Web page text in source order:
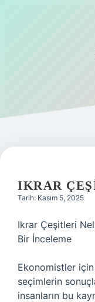
Gizlilik Politikası
Yasal Uyarı
IKRAR
Tarih: Kasım 5, 2025
Ikrar Çeşitleri
Bir İnceleme
Ekonomistler
seçimlerin
insanların bu